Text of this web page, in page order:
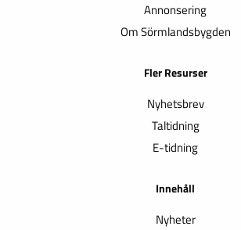
Annonsering
Om Sörmlandsbygden
Fler Resurser
Nyhetsbrev
Taltidning
E-tidning
Innehåll
Nyheter